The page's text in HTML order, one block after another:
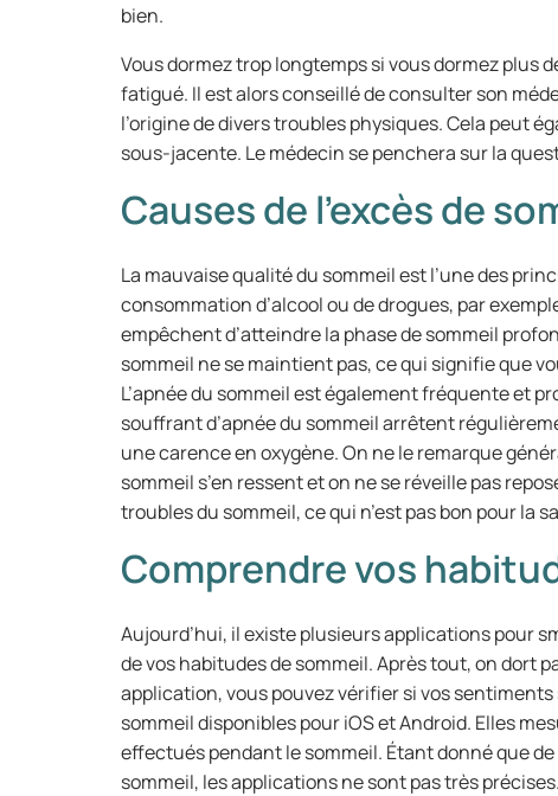
bien.
Vous dormez trop longtemps si vous dormez plus
fatigué. Il est alors conseillé de consulter son
l’origine de divers troubles physiques. Cela peut
sous-jacente. Le médecin se penchera sur la
Causes de l’excès de
La mauvaise qualité du sommeil est l’une des
consommation d’alcool ou de drogues, par
empêchent d’atteindre la phase de sommeil
sommeil ne se maintient pas, ce qui signifie que
L’apnée du sommeil est également fréquente et
souffrant d’apnée du sommeil arrêtent
une carence en oxygène. On ne le remarque
sommeil s’en ressent et on ne se réveille pas
troubles du sommeil, ce qui n’est pas bon pour la
Comprendre vos
Aujourd’hui, il existe plusieurs applications pour
de vos habitudes de sommeil. Après tout, on dort
application, vous pouvez vérifier si vos
sommeil disponibles pour iOS et Android. Elles
effectués pendant le sommeil. Étant donné que
sommeil, les applications ne sont pas très